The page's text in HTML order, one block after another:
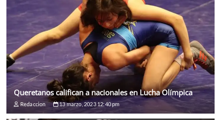
Queretanos califican a nacionales en Lucha Olímpica
Redaccion 13 marzo, 2023 12:40 pm